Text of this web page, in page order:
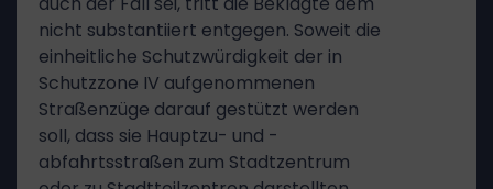
nicht substantiiert entgegen. Soweit die
einheitliche Schutzwürdigkeit der in
Schutzzone IV aufgenommenen
Straßenzüge darauf gestützt werden
soll, dass sie Hauptzu- und -
abfahrtsstraßen zum Stadtzentrum